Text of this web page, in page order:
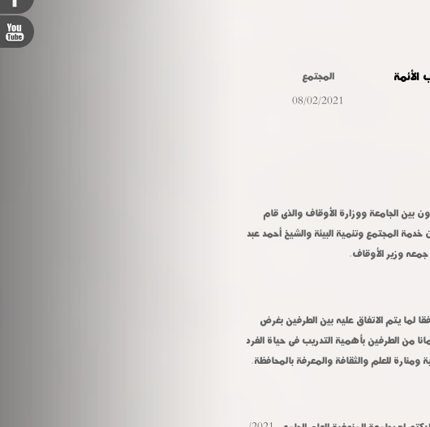
الأئمة
المجتمع
08/02/2021
جمعه وزير الأوقاف.
للعلم والثقافة والمعرفة بالمحافظة.